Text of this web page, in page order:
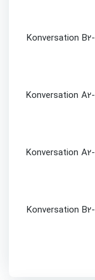
کلاس مکالمه آزاد آلمانی Konversation B2-
کلاس مکالمه آزاد آلمانی Konversation A2-
کلاس مکالمه آزاد آلمانی Konversation A2-
کلاس مکالمه آزاد آلمانی Konversation B2-